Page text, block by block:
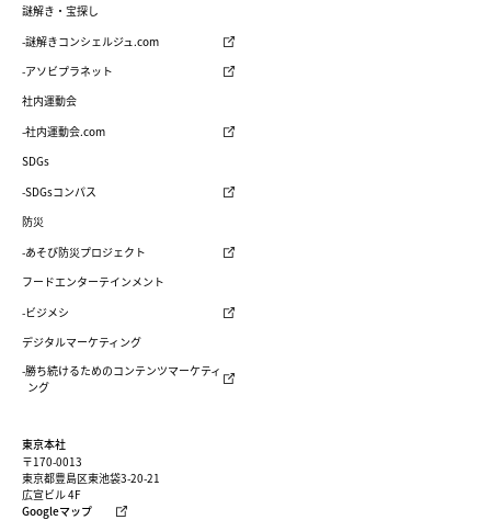
東京本社
〒170-0013
東京都豊島区東池袋3-20-21
広宣ビル 4F
Googleマップ
謎解き・宝探し
-謎解きコンシェルジュ.com
-アソビプラネット
社内運動会
-社内運動会.com
SDGs
-SDGsコンパス
防災
-あそび防災プロジェクト
フードエンターテインメント
-ビジメシ
デジタルマーケティング
-勝ち続けるためのコンテンツマーケティ
ング